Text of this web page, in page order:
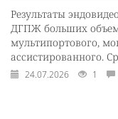
Результаты
ДГПЖ больших
мультипортового,
ассистированного.
24.07.2026 1